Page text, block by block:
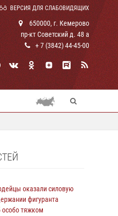
ВЕРСИЯ ДЛЯ СЛАБОВИДЯЩИХ
650000, г. Кемерово
пр-кт Советский д. 48 а
+ 7 (3842) 44-45-00
оказали силовую
фигуранта
особо тяжком